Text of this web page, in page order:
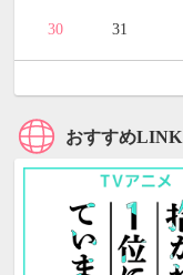
30 31
おすすめLINK